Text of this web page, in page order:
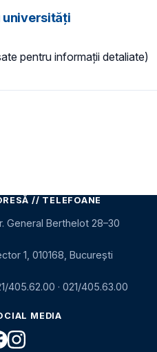
universități
pentru informații detaliate)
// TELEFOANE
General Berthelot 28–30
1, 010168, București
405.62.00 · 021/405.63.00
MEDIA